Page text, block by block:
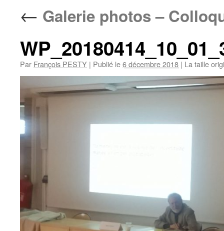
← Galerie photos –
Par François PESTY | Publié le6 décembre 2018 | La taille